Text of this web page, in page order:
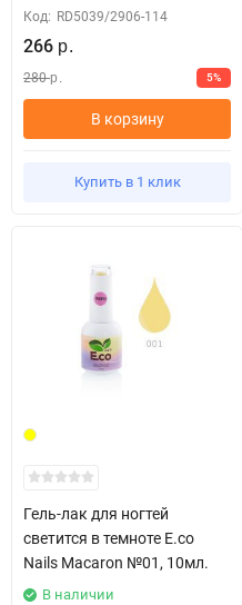
Код: RD5039/2906-114
266 р.
280р. 5%
В корзину
Купить в 1 клик
Гель-лак для ногтей
светится в темноте E.co
Nails Macaron №01, 10мл.
В наличии